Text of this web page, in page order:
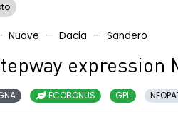
Nuove Dacia Sandero
expression
ECOBONUS GPL